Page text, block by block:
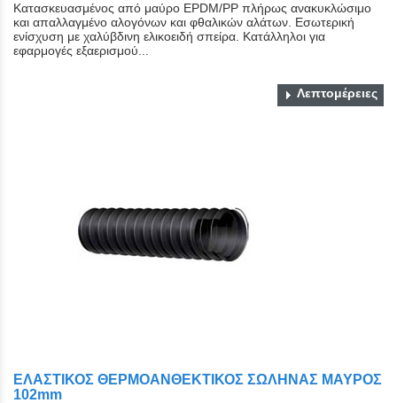
Κατασκευασμένος από μαύρο EPDM/PP πλήρως ανακυκλώσιμο
και απαλλαγμένο αλογόνων και φθαλικών αλάτων. Εσωτερική
ενίσχυση με χαλύβδινη ελικοειδή σπείρα. Κατάλληλοι για
εφαρμογές εξαερισμού...
Λεπτομέρειες
ΕΛΑΣΤΙΚΟΣ ΘΕΡΜΟΑΝΘΕΚΤΙΚΟΣ ΣΩΛΗΝΑΣ ΜΑΥΡΟΣ
102mm